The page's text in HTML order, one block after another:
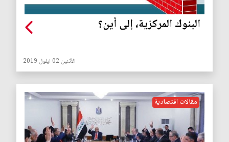
البنوك المركزية، إلى أين؟
الأثنين 02 ايلول 2019
مقالات اقتصادية